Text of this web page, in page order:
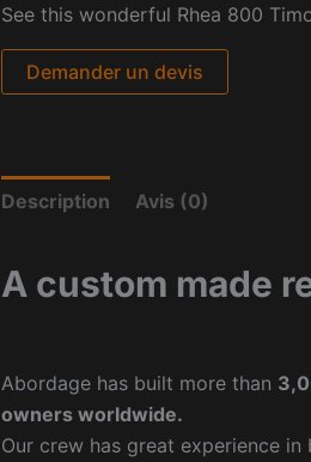
See this wonderful Rhea 800
Demander un devis
Description Avis (0)
A custom made
Abordage has built more than
owners worldwide.
Our crew has great experience